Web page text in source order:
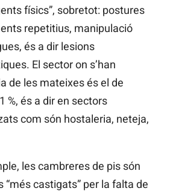
físics”, sobretot: postures
repetitius, manipulació
és a dir lesions
El sector on s’han
de les mateixes és el de
%, és a dir en sectors
com són hostaleria, neteja,
les cambreres de pis són
“més castigats” per la falta de